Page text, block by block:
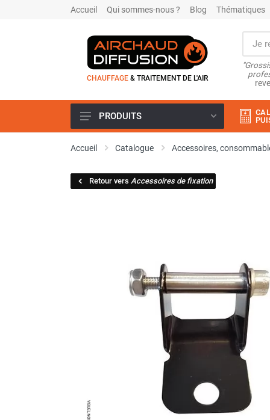
Accueil Qui sommes-nous ? Blog Thématiques
CHAUFFAGE & TRAITEMENT DE L'AIR
Climatiseur
Climatiseur mobile résidentiel et
Rafraichisseur d’air fixe
Brumisateur d'air
Coffret de brumisation
Ventilateur brumisateur
Ventilateur / extracteur d'air mobile
Ventilateur de chantier
Ventilateur centrifuge
Ventilateur de sol
PRODUITS
Accueil Catalogue Accessoires,
Retour vers Accessoires de fixation